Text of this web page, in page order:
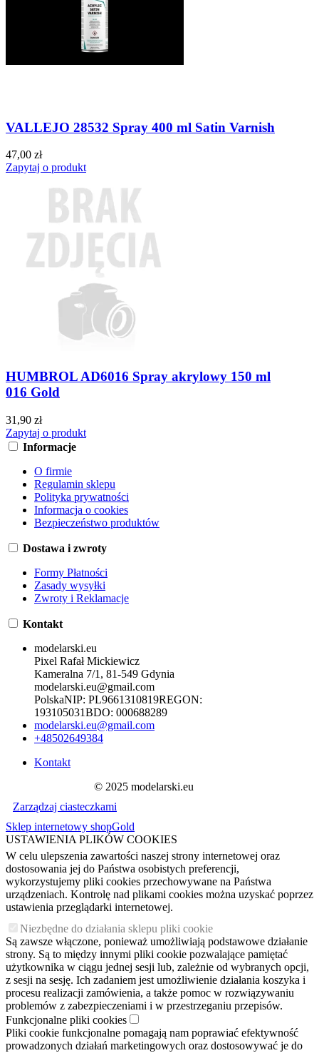
VALLEJO 28532 Spray 400 ml Satin Varnish
47,00 zł
Zapytaj o produkt
HUMBROL AD6016 Spray akrylowy 150 ml
016 Gold
31,90 zł
Zapytaj o produkt
Informacje
O firmie
Regulamin sklepu
Polityka prywatności
Informacja o cookies
Bezpieczeństwo produktów
Dostawa i zwroty
Formy Płatności
Zasady wysyłki
Zwroty i Reklamacje
Kontakt
modelarski.eu
Pixel Rafał Mickiewicz
Kameralna 7/1, 81-549 Gdynia
modelarski.eu@gmail.com
PolskaNIP: PL9661310819REGON:
193105031BDO: 000688289
modelarski.eu@gmail.com
+48502649384
Kontakt
© 2025 modelarski.eu
Zarządzaj ciasteczkami
Sklep internetowy shopGold
USTAWIENIA PLIKÓW COOKIES
W celu ulepszenia zawartości naszej strony internetowej oraz
dostosowania jej do Państwa osobistych preferencji,
wykorzystujemy pliki cookies przechowywane na Państwa
urządzeniach. Kontrolę nad plikami cookies można uzyskać poprzez
ustawienia przeglądarki internetowej.
Niezbędne do działania sklepu pliki cookie
Są zawsze włączone, ponieważ umożliwiają podstawowe działanie
strony. Są to między innymi pliki cookie pozwalające pamiętać
użytkownika w ciągu jednej sesji lub, zależnie od wybranych opcji,
z sesji na sesję. Ich zadaniem jest umożliwienie działania koszyka i
procesu realizacji zamówienia, a także pomoc w rozwiązywaniu
problemów z zabezpieczeniami i w przestrzeganiu przepisów.
Funkcjonalne pliki cookies
Pliki cookie funkcjonalne pomagają nam poprawiać efektywność
prowadzonych działań marketingowych oraz dostosowywać je do